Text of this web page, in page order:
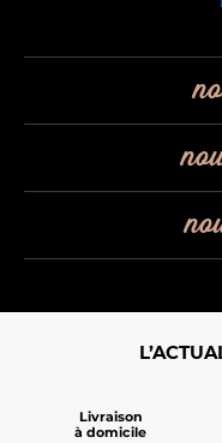
Livraison
à domicile